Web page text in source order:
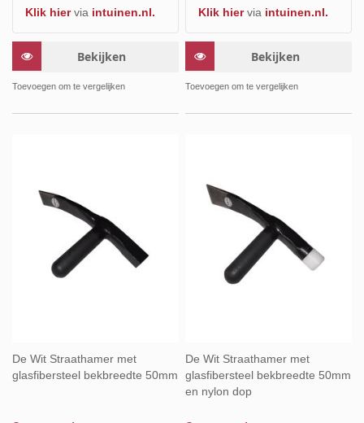
Klik hiervia intuinen.nl.
Bekijken
Toevoegen om te vergelijken
Klik hiervia intuinen.nl.
Bekijken
Toevoegen om te vergelijken
De Wit Straathamer met
glasfibersteel bekbreedte 50mm
De Wit Straathamer met
glasfibersteel bekbreedte 50mm
en nylon dop